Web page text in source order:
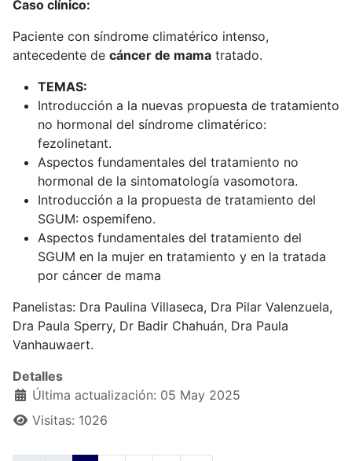
Caso clínico:
Paciente con síndrome climatérico intenso,
antecedente de cáncer de mama tratado.
TEMAS:
Introducción a la nuevas propuesta de tratamiento
no hormonal del síndrome climatérico:
fezolinetant.
Aspectos fundamentales del tratamiento no
hormonal de la sintomatología vasomotora.
Introducción a la propuesta de tratamiento del
SGUM: ospemifeno.
Aspectos fundamentales del tratamiento del
SGUM en la mujer en tratamiento y en la tratada
por cáncer de mama
Panelistas: Dra Paulina Villaseca, Dra Pilar Valenzuela,
Dra Paula Sperry, Dr Badir Chahuán, Dra Paula
Vanhauwaert.
Detalles
Última actualización: 05 May 2025
Visitas: 1026